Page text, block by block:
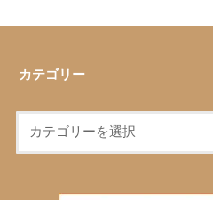
カテゴリー